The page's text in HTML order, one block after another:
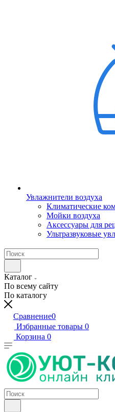
Увлажнители воздуха
Климатические
Мойки воздуха
Аксессуары для
Ультразвуковые
Каталог
По всему сайту
По каталогу
Сравнение0
Избранные товары 0
Корзина 0